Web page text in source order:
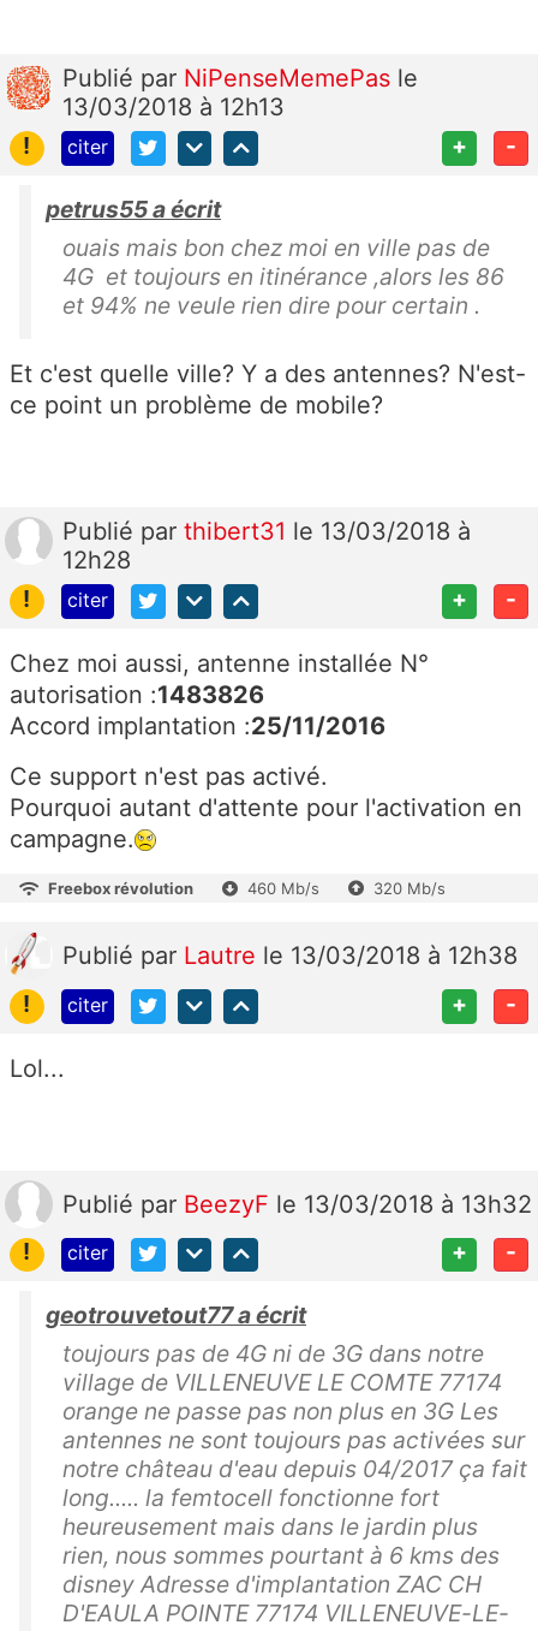
Publié par NiPenseMemePas le
13/03/2018 à 12h13
!
citer + -
petrus55 a écrit
ouais mais bon chez moi en ville pas de
4G et toujours en itinérance ,alors les 86
et 94% ne veule rien dire pour certain .
Et c'est quelle ville? Y a des antennes? N'est-
ce point un problème de mobile?
Publié par thibert31 le 13/03/2018 à
12h28
!
citer + -
Chez moi aussi, antenne installée N°
autorisation :1483826
Accord implantation :25/11/2016
Ce support n'est pas activé.
Pourquoi autant d'attente pour l'activation en
campagne.
Freebox révolution 460 Mb/s 320 Mb/s
Publié par Lautre le 13/03/2018 à 12h38
!
citer + -
Lol...
Publié par BeezyF le 13/03/2018 à 13h32
!
citer + -
geotrouvetout77 a écrit
toujours pas de 4G ni de 3G dans notre
village de VILLENEUVE LE COMTE 77174
orange ne passe pas non plus en 3G Les
antennes ne sont toujours pas activées sur
notre château d'eau depuis 04/2017 ça fait
long..... la femtocell fonctionne fort
heureusement mais dans le jardin plus
rien, nous sommes pourtant à 6 kms des
disney Adresse d'implantation ZAC CH
D'EAULA POINTE 77174 VILLENEUVE-LE-